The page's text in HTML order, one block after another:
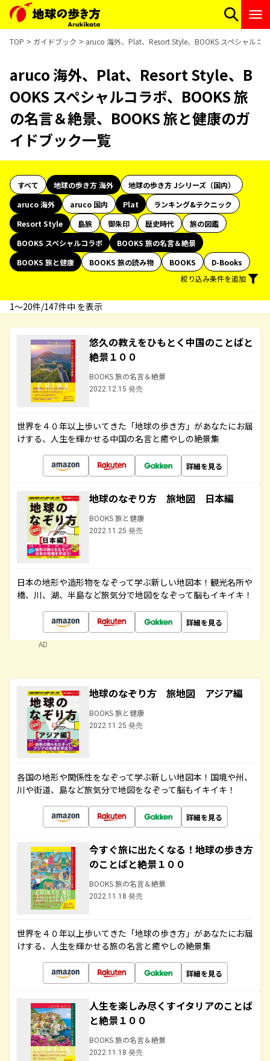
TOP ガイドブック aruco 海外、Plat、Resort Style、BOOKS スペシャルコ
aruco 海外、Plat、Resort Style、B
OOKS スペシャルコラボ、BOOKS 旅
の名言＆絶景、BOOKS 旅と健康のガ
イドブック一覧
すべて 地球の歩き方 海外
地球の歩き方 Jシリーズ（国内）
aruco 海外
aruco 国内 Plat
ランキング&テクニック
Resort Style
島旅 御朱印 歴史時代
旅の図鑑
BOOKS スペシャルコラボ
BOOKS 旅の名言＆絶景
BOOKS 旅と健康
BOOKS 旅の読み物 BOOKS
D-Books
絞り込み条件を追加
1〜20件/147件中 を表示
悠久の教えをひもとく中国のことばと
絶景１００
BOOKS 旅の名言＆絶景
2022.12.15 発売
世界を４０年以上歩いてきた「地球の歩き方」があなたにお届
けする、人生を輝かせる中国の名言と癒やしの絶景集
詳細を見る
地球のなぞり方 旅地図 日本編
BOOKS 旅と健康
2022.11.25 発売
日本の地形や造形物をなぞって学ぶ新しい地図本！観光名所や
橋、川、湖、半島など旅気分で地図をなぞって脳もイキイキ！
詳細を見る
AD
地球のなぞり方 旅地図 アジア編
BOOKS 旅と健康
2022.11.25 発売
各国の地形や関係性をなぞって学ぶ新しい地図本！国境や州、
川や街道、島など旅気分で地図をなぞって脳もイキイキ！
詳細を見る
今すぐ旅に出たくなる！地球の歩き方
のことばと絶景１００
BOOKS 旅の名言＆絶景
2022.11.18 発売
世界を４０年以上歩いてきた「地球の歩き方」があなたにお届
けする、人生を輝かせる旅の名言と癒やしの絶景集
詳細を見る
人生を楽しみ尽くすイタリアのことば
と絶景１００
BOOKS 旅の名言＆絶景
2022.11.18 発売